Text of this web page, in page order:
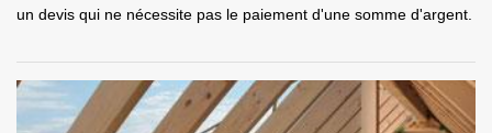
un devis qui ne nécessite pas le paiement d'une somme d'argent.